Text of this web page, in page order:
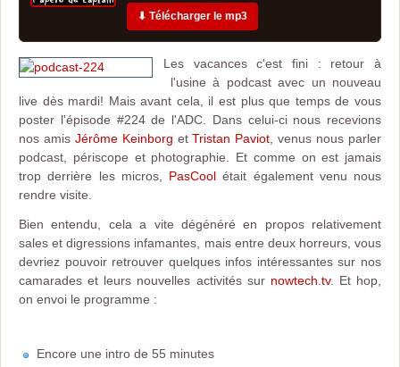
⬇ Télécharger le mp3
Les vacances c'est fini : retour à
l'usine à podcast avec un nouveau
live dès mardi! Mais avant cela, il est plus que temps de vous
poster l'épisode #224 de l'ADC. Dans celui-ci nous recevions
nos amis Jérôme Keinborg etTristan Paviot , venus nous parler
podcast, périscope et photographie. Et comme on est jamais
trop derrière les micros, PasCool était également venu nous
rendre visite.
Bien entendu, cela a vite dégénéré en propos relativement
sales et digressions infamantes, mais entre deux horreurs, vous
devriez pouvoir retrouver quelques infos intéressantes sur nos
camarades et leurs nouvelles activités sur nowtech.tv. Et hop,
on envoi le programme :
Encore une intro de 55 minutes